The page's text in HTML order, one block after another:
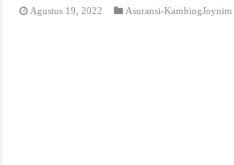
Agustus 19, 2022 Asuransi-KambingJoynim